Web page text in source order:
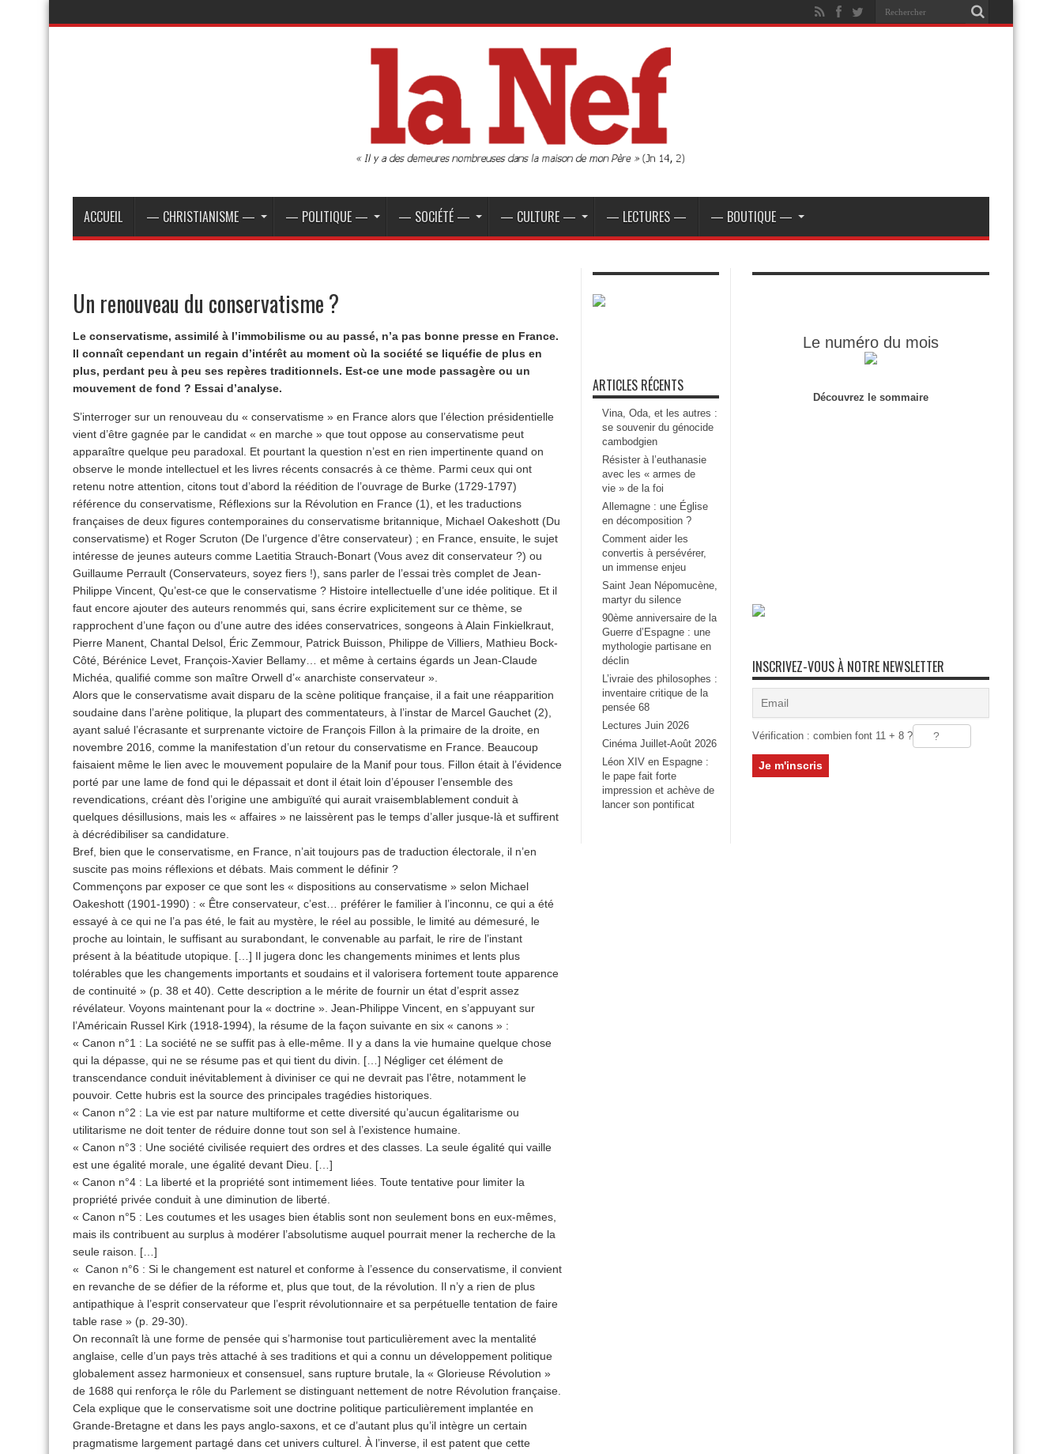
ACCUEIL — CHRISTIANISME — — POLITIQUE — — SOCIÉTÉ — — CULTURE — — LECTURES — — BOUTIQUE —
Un renouveau du conservatisme ?
Le conservatisme, assimilé à l’immobilisme ou au passé, n’a pas bonne presse en France.
Il connaît cependant un regain d’intérêt au moment où la société se liquéfie de plus en
plus, perdant peu à peu ses repères traditionnels. Est-ce une mode passagère ou un
mouvement de fond ? Essai d’analyse.
S’interroger sur un renouveau du « conservatisme » en France alors que l’élection présidentielle
vient d’être gagnée par le candidat « en marche » que tout oppose au conservatisme peut
apparaître quelque peu paradoxal. Et pourtant la question n’est en rien impertinente quand on
observe le monde intellectuel et les livres récents consacrés à ce thème. Parmi ceux qui ont
retenu notre attention, citons tout d’abord la réédition de l’ouvrage de Burke (1729-1797)
référence du conservatisme, Réflexions sur la Révolution en France (1), et les traductions
françaises de deux figures contemporaines du conservatisme britannique, Michael Oakeshott (Du
conservatisme) et Roger Scruton (De l’urgence d’être conservateur) ; en France, ensuite, le sujet
intéresse de jeunes auteurs comme Laetitia Strauch-Bonart (Vous avez dit conservateur ?) ou
Guillaume Perrault (Conservateurs, soyez fiers !), sans parler de l’essai très complet de Jean-
Philippe Vincent, Qu’est-ce que le conservatisme ? Histoire intellectuelle d’une idée politique. Et il
faut encore ajouter des auteurs renommés qui, sans écrire explicitement sur ce thème, se
rapprochent d’une façon ou d’une autre des idées conservatrices, songeons à Alain Finkielkraut,
Pierre Manent, Chantal Delsol, Éric Zemmour, Patrick Buisson, Philippe de Villiers, Mathieu Bock-
Côté, Bérénice Levet, François-Xavier Bellamy… et même à certains égards un Jean-Claude
Michéa, qualifié comme son maître Orwell d’« anarchiste conservateur ».
Alors que le conservatisme avait disparu de la scène politique française, il a fait une réapparition
soudaine dans l’arène politique, la plupart des commentateurs, à l’instar de Marcel Gauchet (2),
ayant salué l’écrasante et surprenante victoire de François Fillon à la primaire de la droite, en
novembre 2016, comme la manifestation d’un retour du conservatisme en France. Beaucoup
faisaient même le lien avec le mouvement populaire de la Manif pour tous. Fillon était à l’évidence
porté par une lame de fond qui le dépassait et dont il était loin d’épouser l’ensemble des
revendications, créant dès l’origine une ambiguïté qui aurait vraisemblablement conduit à
quelques désillusions, mais les « affaires » ne laissèrent pas le temps d’aller jusque-là et suffirent
à décrédibiliser sa candidature.
Bref, bien que le conservatisme, en France, n’ait toujours pas de traduction électorale, il n’en
suscite pas moins réflexions et débats. Mais comment le définir ?
Commençons par exposer ce que sont les « dispositions au conservatisme » selon Michael
Oakeshott (1901-1990) : « Être conservateur, c’est… préférer le familier à l’inconnu, ce qui a été
essayé à ce qui ne l’a pas été, le fait au mystère, le réel au possible, le limité au démesuré, le
proche au lointain, le suffisant au surabondant, le convenable au parfait, le rire de l’instant
présent à la béatitude utopique. […] Il jugera donc les changements minimes et lents plus
tolérables que les changements importants et soudains et il valorisera fortement toute apparence
de continuité » (p. 38 et 40). Cette description a le mérite de fournir un état d’esprit assez
révélateur. Voyons maintenant pour la « doctrine ». Jean-Philippe Vincent, en s’appuyant sur
l’Américain Russel Kirk (1918-1994), la résume de la façon suivante en six « canons » :
« Canon n°1 : La société ne se suffit pas à elle-même. Il y a dans la vie humaine quelque chose
qui la dépasse, qui ne se résume pas et qui tient du divin. […] Négliger cet élément de
transcendance conduit inévitablement à diviniser ce qui ne devrait pas l’être, notamment le
pouvoir. Cette hubris est la source des principales tragédies historiques.
« Canon n°2 : La vie est par nature multiforme et cette diversité qu’aucun égalitarisme ou
utilitarisme ne doit tenter de réduire donne tout son sel à l’existence humaine.
« Canon n°3 : Une société civilisée requiert des ordres et des classes. La seule égalité qui vaille
est une égalité morale, une égalité devant Dieu. […]
« Canon n°4 : La liberté et la propriété sont intimement liées. Toute tentative pour limiter la
propriété privée conduit à une diminution de liberté.
« Canon n°5 : Les coutumes et les usages bien établis sont non seulement bons en eux-mêmes,
mais ils contribuent au surplus à modérer l’absolutisme auquel pourrait mener la recherche de la
seule raison. […]
« Canon n°6 : Si le changement est naturel et conforme à l’essence du conservatisme, il convient
en revanche de se défier de la réforme et, plus que tout, de la révolution. Il n’y a rien de plus
antipathique à l’esprit conservateur que l’esprit révolutionnaire et sa perpétuelle tentation de faire
table rase » (p. 29-30).
On reconnaît là une forme de pensée qui s’harmonise tout particulièrement avec la mentalité
anglaise, celle d’un pays très attaché à ses traditions et qui a connu un développement politique
globalement assez harmonieux et consensuel, sans rupture brutale, la « Glorieuse Révolution »
de 1688 qui renforça le rôle du Parlement se distinguant nettement de notre Révolution française.
Cela explique que le conservatisme soit une doctrine politique particulièrement implantée en
Grande-Bretagne et dans les pays anglo-saxons, et ce d’autant plus qu’il intègre un certain
pragmatisme largement partagé dans cet univers culturel. À l’inverse, il est patent que cette
ARTICLES RÉCENTS
Vina, Oda, et les autres :
se souvenir du génocide
cambodgien
Résister à l’euthanasie
avec les « armes de
vie » de la foi
Allemagne : une Église
en décomposition ?
Comment aider les
convertis à persévérer,
un immense enjeu
Saint Jean Népomucène,
martyr du silence
90ème anniversaire de la
Guerre d’Espagne : une
mythologie partisane en
déclin
L’ivraie des philosophes :
inventaire critique de la
pensée 68
Lectures Juin 2026
Cinéma Juillet-Août 2026
Léon XIV en Espagne :
le pape fait forte
impression et achève de
lancer son pontificat
Le numéro du mois
Découvrez le sommaire
INSCRIVEZ-VOUS À NOTRE NEWSLETTER
Vérification : combien font 11 + 8 ?